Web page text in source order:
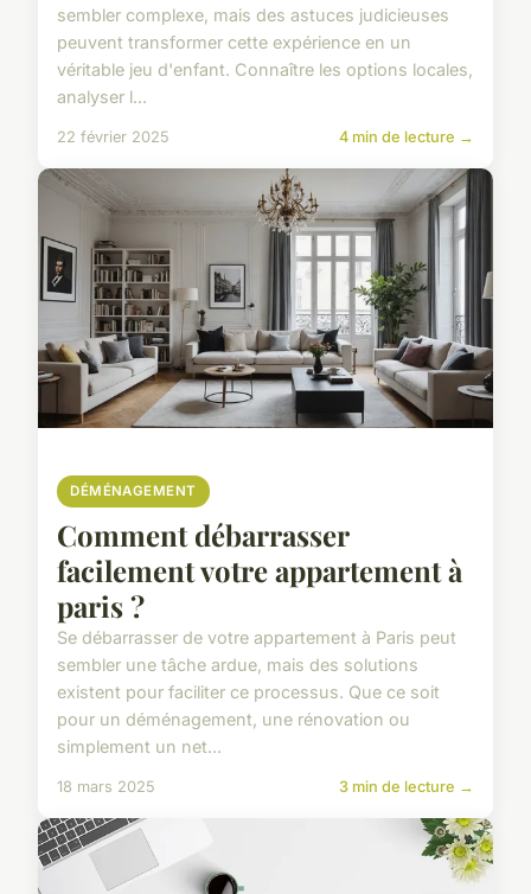
sembler complexe, mais des astuces judicieuses
peuvent transformer cette expérience en un
véritable jeu d'enfant. Connaître les options locales,
analyser l...
22 février 2025 4 min de lecture →
DÉMÉNAGEMENT
Comment débarrasser
facilement votre appartement à
paris ?
Se débarrasser de votre appartement à Paris peut
sembler une tâche ardue, mais des solutions
existent pour faciliter ce processus. Que ce soit
pour un déménagement, une rénovation ou
simplement un net...
18 mars 2025 3 min de lecture →